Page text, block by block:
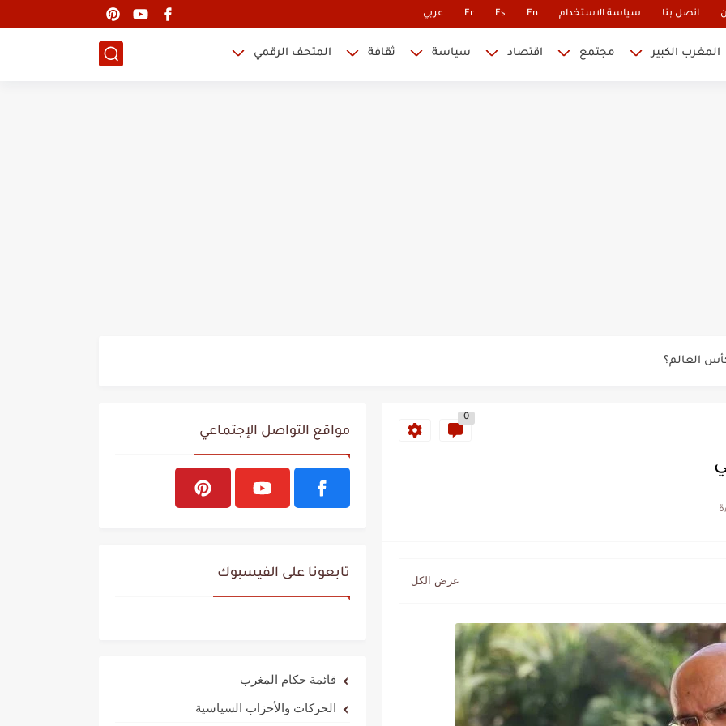
اتصل بنا سياسة الاستخدام En
Es
Fr عربي
المغرب الكبير مجتمع اقتصاد سياسة ثقافة المتحف الرقمي
العالم؟
0
مواقع التواصل الإجتماعي
تابعونا على الفيسبوك
قائمة حكام المغرب
الحركات والأحزاب السياسية